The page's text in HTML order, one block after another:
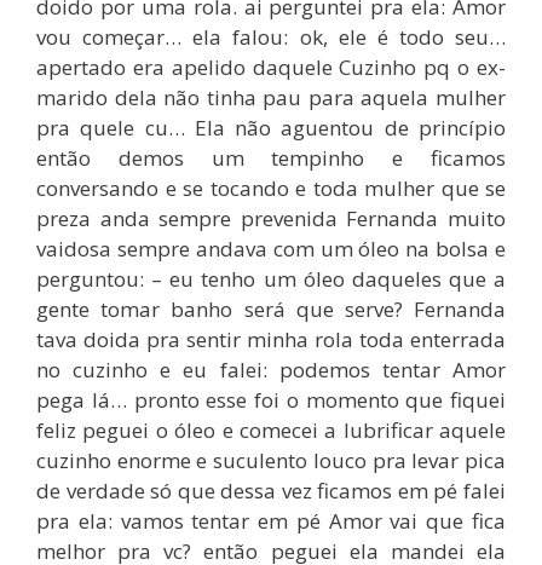
doido por uma rola. ai perguntei pra ela: Amor
vou começar… ela falou: ok, ele é todo seu…
apertado era apelido daquele Cuzinho pq o ex-
marido dela não tinha pau para aquela mulher
pra quele cu… Ela não aguentou de princípio
então demos um tempinho e ficamos
conversando e se tocando e toda mulher que se
preza anda sempre prevenida Fernanda muito
vaidosa sempre andava com um óleo na bolsa e
perguntou: – eu tenho um óleo daqueles que a
gente tomar banho será que serve? Fernanda
tava doida pra sentir minha rola toda enterrada
no cuzinho e eu falei: podemos tentar Amor
pega lá… pronto esse foi o momento que fiquei
feliz peguei o óleo e comecei a lubrificar aquele
cuzinho enorme e suculento louco pra levar pica
de verdade só que dessa vez ficamos em pé falei
pra ela: vamos tentar em pé Amor vai que fica
melhor pra vc? então peguei ela mandei ela